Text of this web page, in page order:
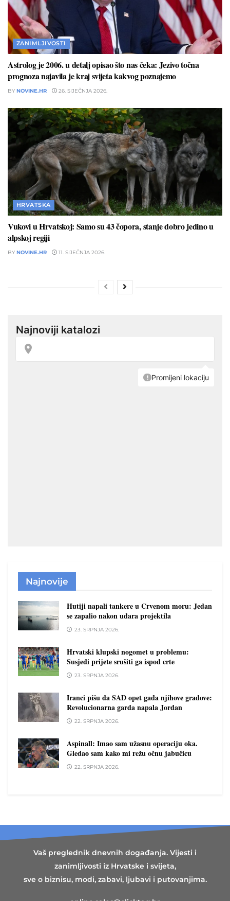
ZANIMLJIVOSTI
Astrolog je 2006. u detalj opisao što nas čeka: Jezivo točna
prognoza najavila je kraj svijeta kakvog poznajemo
BY NOVINE.HR 26. SIJEČNJA 2026.
HRVATSKA
Vukovi u Hrvatskoj: Samo su 43 čopora, stanje dobro jedino u
alpskoj regiji
BY NOVINE.HR 11. SIJEČNJA 2026.
Najnovije
Hutiji napali tankere u Crvenom moru: Jedan
se zapalio nakon udara projektila
23. SRPNJA 2026.
Hrvatski klupski nogomet u problemu:
Susjedi prijete srušiti ga ispod crte
23. SRPNJA 2026.
Iranci pišu da SAD opet gađa njihove gradove:
Revolucionarna garda napala Jordan
22. SRPNJA 2026.
Aspinall: Imao sam užasnu operaciju oka.
Gledao sam kako mi režu očnu jabučicu
22. SRPNJA 2026.
Vaš preglednik dnevnih događanja. Vijesti i
zanimljivosti iz Hrvatske i svijeta,
sve o biznisu, modi, zabavi, ljubavi i putovanjima.